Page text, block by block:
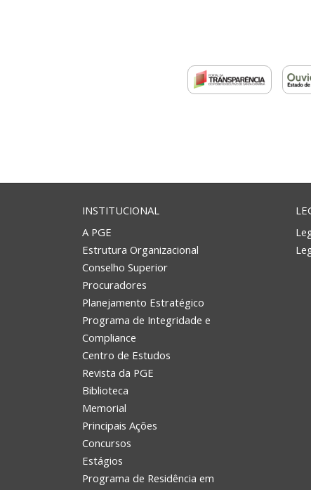
INSTITUCIONAL
A PGE
Estrutura Organizacional
Conselho Superior
Procuradores
Planejamento Estratégico
Programa de Integridade e
Compliance
Centro de Estudos
Revista da PGE
Biblioteca
Memorial
Principais Ações
Concursos
Estágios
Programa de Residência em